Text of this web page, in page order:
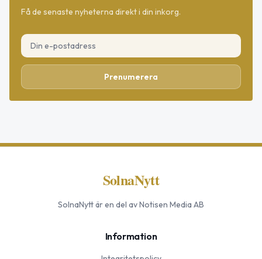
Få de senaste nyheterna direkt i din inkorg.
Prenumerera
SolnaNytt
SolnaNyttär en del av Notisen Media AB
Information